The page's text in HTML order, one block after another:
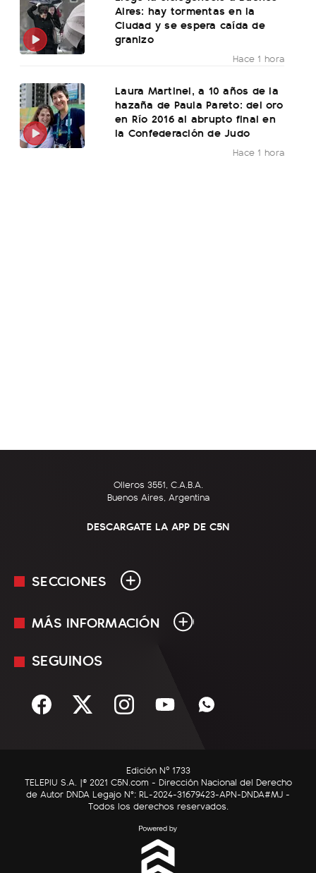
Aires: hay tormentas en la
Ciudad y se espera caída de
granizo
Hace 1 hora
Laura Martinel, a 10 años de la
hazaña de Paula Pareto: del oro
en Río 2016 al abrupto final en
la Confederación de Judo
Hace 1 hora
Olleros 3551, C.A.B.A.
Buenos Aires, Argentina
DESCARGATE LA APP DE C5N
SECCIONES
En Vivo
Sociedad
C5N Autos
RatingCero
MÁS INFORMACIÓN
Mediakit
Términos y condiciones
SEGUINOS
Edición Nº 1733
TELEPIU S.A. |© 2021 C5N.com - Dirección Nacional del Derecho
de Autor DNDA Legajo N°: RL-2024-31679423-APN-DNDA#MJ -
Todos los derechos reservados.